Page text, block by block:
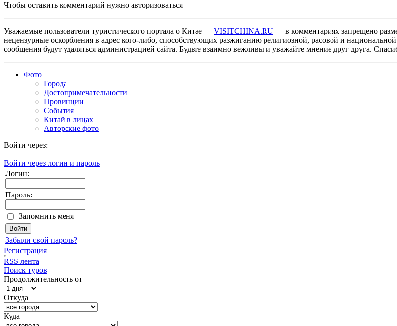
Чтобы оставить комментарий нужно авторизоваться
Уважаемые пользователи туристического портала о Китае — VISITCHINA.RU — в комментариях запрещено
нецензурные оскорбления в адрес кого-либо, способствующих разжиганию религиозной, расовой и
сообщения будут удаляться администрацией сайта. Будьте взаимно вежливы и уважайте мнение друг друга.
Фото
Города
Достопримечательности
Провинции
События
Китай в лицах
Авторские фото
Войти через:
Войти через логин и пароль
Логин:
Пароль:
Запомнить меня
Забыли свой пароль?
Регистрация
RSS лента
Поиск туров
Продолжительность от
Откуда
Куда